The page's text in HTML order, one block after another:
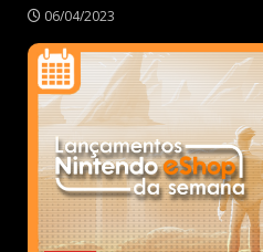
06/04/2023